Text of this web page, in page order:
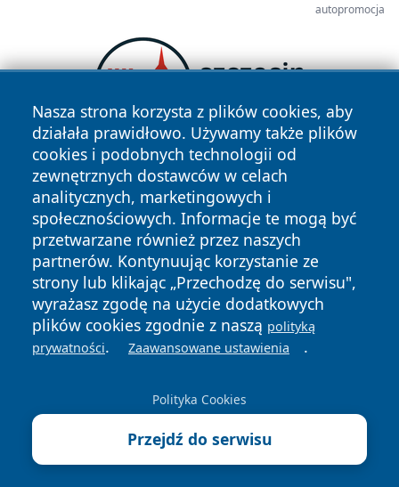
autopromocja
Nasza strona korzysta z plików cookies, aby
działała prawidłowo. Używamy także plików
cookies i podobnych technologii od
zewnętrznych dostawców w celach
analitycznych, marketingowych i
społecznościowych. Informacje te mogą być
przetwarzane również przez naszych
partnerów. Kontynuując korzystanie ze
strony lub klikając „Przechodzę do serwisu",
wyrażasz zgodę na użycie dodatkowych
plików cookies zgodnie z naszą polityką
prywatności. Zaawansowane ustawienia .
Polityka Cookies
Przejdź do serwisu
Copyright © 2026 zawiercieonline.pl Wszystkie prawa
zastrzeżone.